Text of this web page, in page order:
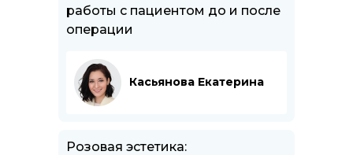
работы с пациентом до и после
операции
Касьянова Екатерина
Розовая эстетика: